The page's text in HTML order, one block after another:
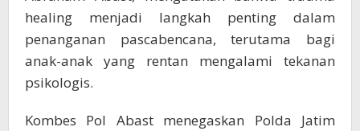
healing menjadi langkah penting dalam
penanganan pascabencana, terutama bagi
anak-anak yang rentan mengalami tekanan
psikologis.
Kombes Pol Abast menegaskan Polda Jatim